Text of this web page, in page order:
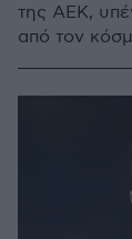
της ΑΕΚ,
από τον